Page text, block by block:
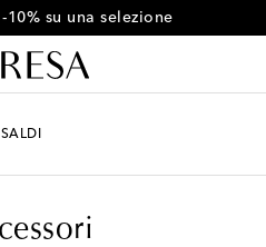
ordine oltre €500
SALDI